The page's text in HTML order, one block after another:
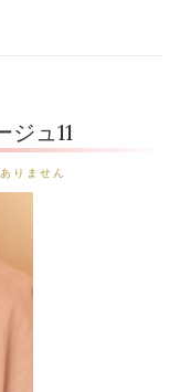
ジュ11
りません